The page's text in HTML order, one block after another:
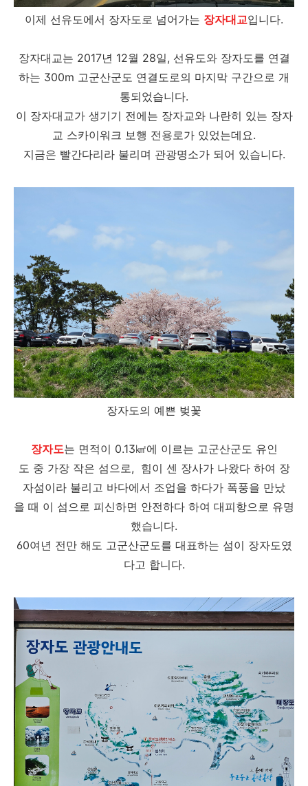
이제 선유도에서 장자도로 넘어가는 장자대교입니다.
장자대교는 2017년 12월 28일, 선유도와 장자도를 연결
하는 300m 고군산군도 연결도로의 마지막 구간으로 개
통되었습니다.​
이 장자대교가 생기기 전에는 장자교와 나란히 있는 장자
교 스카이워크 보행 전용로가 있었는데요.
지금은 빨간다리라 불리며 관광명소가 되어 있습니다.
장자도의 예쁜 벚꽃
장자도는 면적이 0.13㎢에 이르는 고군산군도 유인
도 중 가장 작은 섬으로, 힘이 센 장사가 나왔다 하여 장
자섬이라 불리고 바다에서 조업을 하다가 폭풍을 만났
을 때 이 섬으로 피신하면 안전하다 하여 대피항으로 유명
했습니다.
60여년 전만 해도 고군산군도를 대표하는 섬이 장자도였
다고 합니다.